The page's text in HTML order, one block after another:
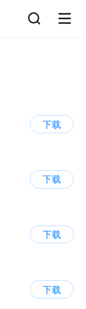
下载
下载
下载
下载